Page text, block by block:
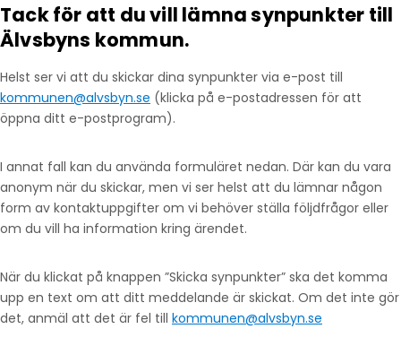
Tack för att du vill lämna synpunkter till
Älvsbyns kommun.
Helst ser vi att du skickar dina synpunkter via e-post till
kommunen@alvsbyn.se (klicka på e-postadressen för att
öppna ditt e-postprogram).
I annat fall kan du använda formuläret nedan. Där kan du vara
anonym när du skickar, men vi ser helst att du lämnar någon
form av kontaktuppgifter om vi behöver ställa följdfrågor eller
om du vill ha information kring ärendet.
När du klickat på knappen ”Skicka synpunkter” ska det komma
upp en text om att ditt meddelande är skickat. Om det inte gör
det, anmäl att det är fel till kommunen@alvsbyn.se